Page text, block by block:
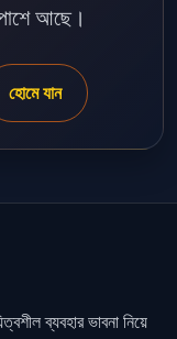
আছে।
হোমে যান
ব্যবহার ভাবনা নিয়ে